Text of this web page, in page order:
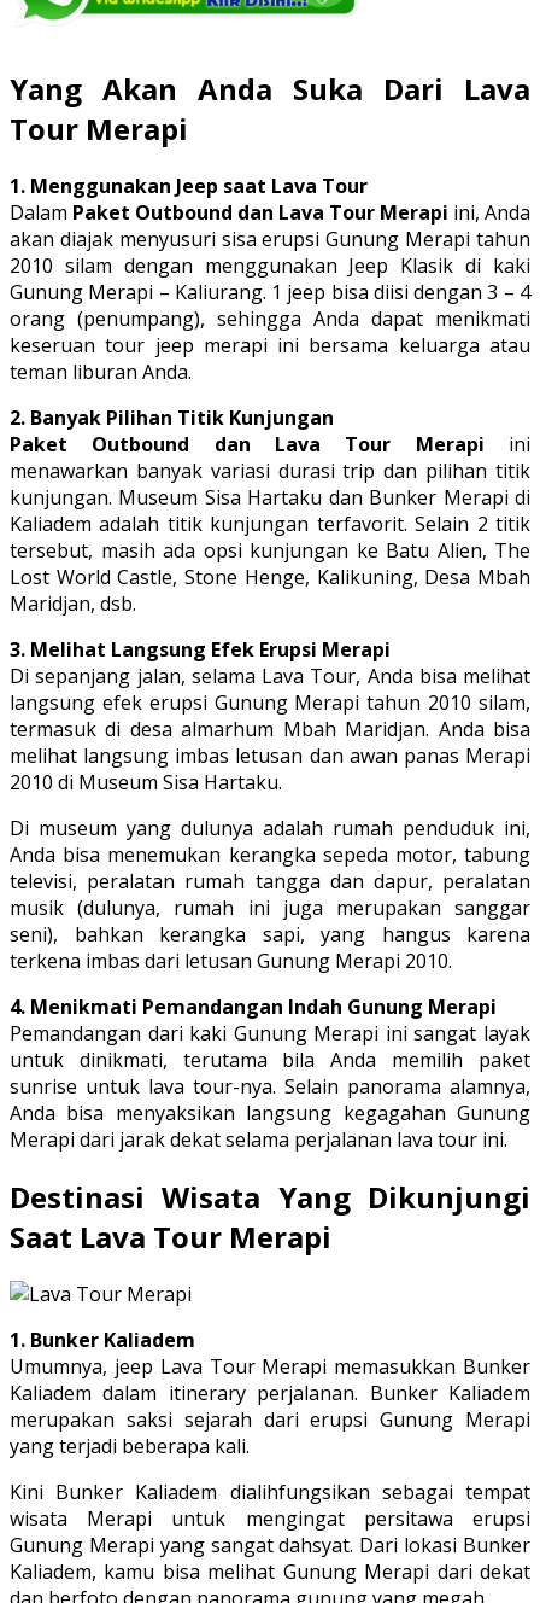
Yang Akan Anda Suka Dari Lava
Tour Merapi
1. Menggunakan Jeep saat Lava Tour
Dalam Paket Outbound dan Lava Tour Merapi ini, Anda
akan diajak menyusuri sisa erupsi Gunung Merapi tahun
2010 silam dengan menggunakan Jeep Klasik di kaki
Gunung Merapi – Kaliurang. 1 jeep bisa diisi dengan 3 – 4
orang (penumpang), sehingga Anda dapat menikmati
keseruan tour jeep merapi ini bersama keluarga atau
teman liburan Anda.
2. Banyak Pilihan Titik Kunjungan
Paket Outbound dan Lava Tour Merapi ini
menawarkan banyak variasi durasi trip dan pilihan titik
kunjungan. Museum Sisa Hartaku dan Bunker Merapi di
Kaliadem adalah titik kunjungan terfavorit. Selain 2 titik
tersebut, masih ada opsi kunjungan ke Batu Alien, The
Lost World Castle, Stone Henge, Kalikuning, Desa Mbah
Maridjan, dsb.
3. Melihat Langsung Efek Erupsi Merapi
Di sepanjang jalan, selama Lava Tour, Anda bisa melihat
langsung efek erupsi Gunung Merapi tahun 2010 silam,
termasuk di desa almarhum Mbah Maridjan. Anda bisa
melihat langsung imbas letusan dan awan panas Merapi
2010 di Museum Sisa Hartaku.
Di museum yang dulunya adalah rumah penduduk ini,
Anda bisa menemukan kerangka sepeda motor, tabung
televisi, peralatan rumah tangga dan dapur, peralatan
musik (dulunya, rumah ini juga merupakan sanggar
seni), bahkan kerangka sapi, yang hangus karena
terkena imbas dari letusan Gunung Merapi 2010.
4. Menikmati Pemandangan Indah Gunung Merapi
Pemandangan dari kaki Gunung Merapi ini sangat layak
untuk dinikmati, terutama bila Anda memilih paket
sunrise untuk lava tour-nya. Selain panorama alamnya,
Anda bisa menyaksikan langsung kegagahan Gunung
Merapi dari jarak dekat selama perjalanan lava tour ini.
Destinasi Wisata Yang Dikunjungi
Saat Lava Tour Merapi
1. Bunker Kaliadem
Umumnya, jeep Lava Tour Merapi memasukkan Bunker
Kaliadem dalam itinerary perjalanan. Bunker Kaliadem
merupakan saksi sejarah dari erupsi Gunung Merapi
yang terjadi beberapa kali.
Kini Bunker Kaliadem dialihfungsikan sebagai tempat
wisata Merapi untuk mengingat persitawa erupsi
Gunung Merapi yang sangat dahsyat. Dari lokasi Bunker
Kaliadem, kamu bisa melihat Gunung Merapi dari dekat